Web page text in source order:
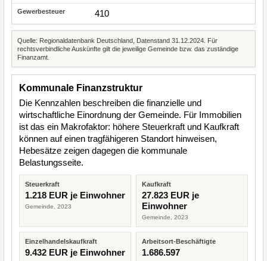
410
Quelle: Regionaldatenbank Deutschland, Datenstand 31.12.2024. Für
rechtsverbindliche Auskünfte gilt die jeweilige Gemeinde bzw. das zuständige
Finanzamt.
Kommunale Finanzstruktur
Die Kennzahlen beschreiben die finanzielle und
wirtschaftliche Einordnung der Gemeinde. Für Immobilien
ist das ein Makrofaktor: höhere Steuerkraft und Kaufkraft
können auf einen tragfähigeren Standort hinweisen,
Hebesätze zeigen dagegen die kommunale
Belastungsseite.
Steuerkraft
1.218 EUR je Einwohner
Gemeinde, 2023
Kaufkraft
27.823 EUR je
Einwohner
Gemeinde, 2023
Einzelhandelskaufkraft
9.432 EUR je Einwohner
Arbeitsort-Beschäftigte
1.686.597